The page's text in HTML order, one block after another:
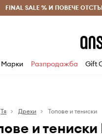
и връщане за поръчки над 70 EUR
FINAL SALE % И ПОВЕЧЕ
Марки Разпродажба Gift
Тя Дрехи Топове и тениски
и тениски